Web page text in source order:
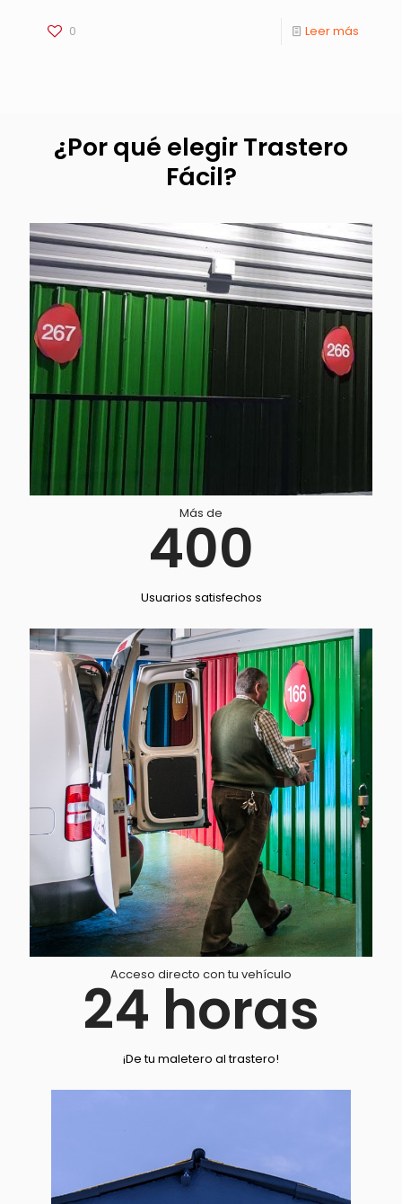
0 Leer más
¿Por qué elegir Trastero
Fácil?
Más de
400
Usuarios satisfechos
Acceso directo con tu vehículo
24 horas
¡De tu maletero al trastero!